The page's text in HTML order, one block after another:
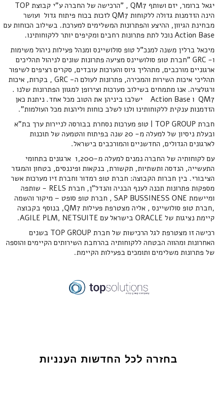
יגאל ברומר, יזם ושותף QM7 , "הרכישה של החברה ע"י קבוצת TOP
הינה הזדמנות גדולה ללקוחות QM7 לזכות בכוח פיתוח גדול ועושר
מבחינת הגיוון, ההיצע והפתרונות המשלימים למערכת. בשילוב הכוחות עם
Action Base נוכל לתת פתרונות רחבים ומקיפים יותר ללקוחותינו.
מיכאל ברלין משנה למנכ"ל טופ סולושיינס ומנהל פעילות ניהול משימות
ו- GRC "חברת טופ סולושיינס מציעה פתרונות שונים לניהול תהליכים
ארגוניים מורכבים, מתהליך גיוס והערכות עובדים, סקרים רציפים לשיפור
תהליכי איכות השירות והמכירה, פתרונות לעולם ה- GRC , בקרות, איכות
ורגולציה. אנו מתמחים בשילוב מערכות וצירופן למגוון הפתרונות שלנו .
QM7 ו Action Base ישלבו ביניהן את הטוב מכל אחד. ניתנת כאן
הזדמנות ענקית ללקוחותינו ולנו לשלב כוחות וליהנות מכל העולמות".
חברת TOP GROUP | טופ מערכות נסחרת בבורסה לניירות ערך בת"א
ובעלת ניסיון של למעלה מ- 20 שנה בפיתוח והטמעה של תוכנות
לארגונים הגדולים, החדשניים והמורכבים בישראל.
עם לקוחותיה של החברה נמנים למעלה מ-1,200 ארגונים בתחומי
התעשייה, הנדסה ותשתיות, תקשורת, בנקאות ופיננסים, בטחון והמגזר
הציבורי. בין חברות הקבוצה: חברת טופ רמדור וחברת זיו מערכות אשר
מספקות פתרונות תכנה לענף הבניה והנדל"ן, חברת RELS - שותפה
ומיישמת SAP BUSSINESS ONE , חברת טופ סופט – מיקור והשמה
,חברת טופ סולושיינס , אליה מצטרפת פעילות QM7, בנוסף בקבוצה
קיימת נציגות של ORACLE בישראל עם AGILE PLM, NETSUITE.
רכישה זו מצטרפת לגל הרכישות של חברת TOP GROUP בשנים
האחרונות ומהווה הבטחה ללקוחותיה בהרחבת השירותים הקיימים והוספה
של פתרונות משלימים ותומכים בפעילות הקיימת.
בחזרה לכל החדשות הענניות